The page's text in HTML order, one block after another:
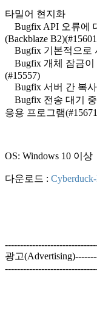
타밀어 현지화
Bugfix API 오류에
(Backblaze
Bugfix 기본적으로
Bugfix 개체 잠금이
(#15557)
Bugfix 서버 간 복사
Bugfix 전송 대기
응용 프로그램
OS: Windows 10 이상
다운로드 :
광고